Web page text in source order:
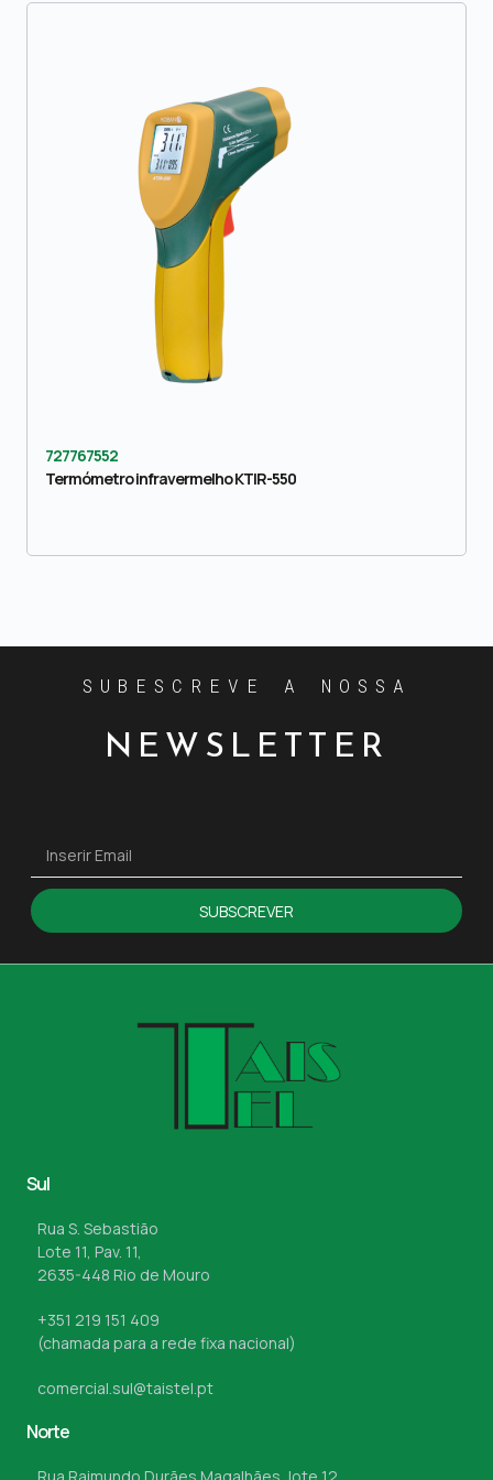
727767552
Termómetro infravermelho KTIR-550
SUBESCREVE A NOSSA
NEWSLETTER
SUBSCREVER
Sul
Rua S. Sebastião
Lote 11, Pav. 11,
2635-448 Rio de Mouro
+351 219 151 409
(chamada para a rede fixa nacional)
comercial.sul@taistel.pt
Norte